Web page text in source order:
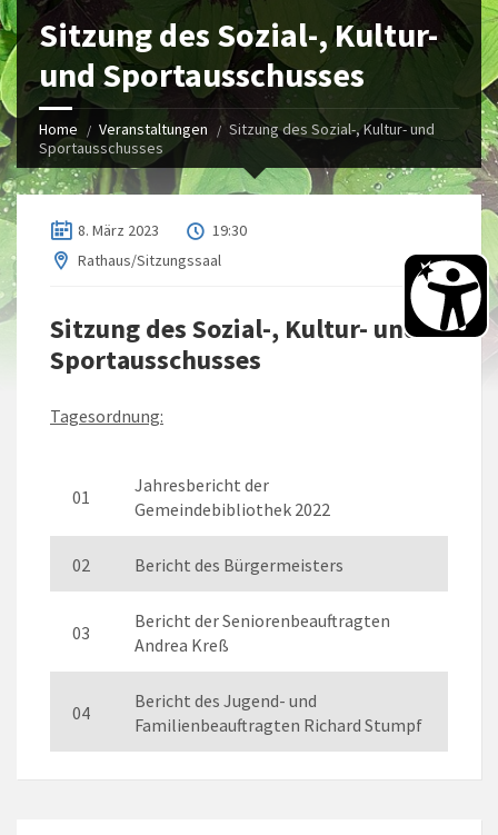
Sitzung des Sozial-, Kultur-
und Sportausschusses
Home Veranstaltungen
Sitzung des Sozial-, Kultur- und
Sportausschusses
8. März 2023
19:30
Rathaus/Sitzungssaal
Sitzung des Sozial-, Kultur- und
Sportausschusses
Tagesordnung:
01
Jahresbericht der
Gemeindebibliothek 2022
02 Bericht des Bürgermeisters
03
Bericht der Seniorenbeauftragten
Andrea Kreß
04
Bericht des Jugend- und
Familienbeauftragten Richard Stumpf